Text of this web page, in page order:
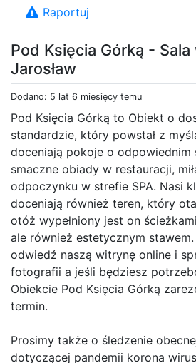
Pod Księcia Górką -
Jarosław
Dodano: 5 lat 6 miesięcy temu
Pod Księcia Górką to Obiekt o
standardzie, który powstał z
doceniają pokoje o odpowiednim
smaczne obiady w restauracji,
odpoczynku w strefie SPA. Nasi
doceniają również teren, który
otóż wypełniony jest on
ale również estetycznym
odwiedź naszą witrynę online i
fotografii a jeśli będziesz
Obiekcie Pod Księcia Górką
termin.
Prosimy także o śledzenie
dotyczącej pandemii korona
Raportuj